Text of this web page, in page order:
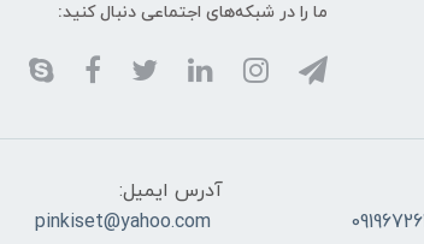
ما را در شبکه‌های اجتماعی دنبال کنید:
آدرس ایمیل:
pinkiset@yahoo.com